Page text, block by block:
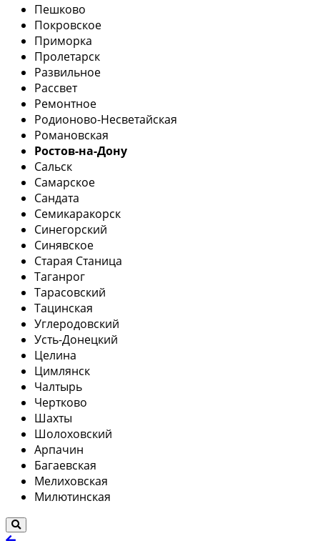
Пешково
Покровское
Приморка
Пролетарск
Развильное
Рассвет
Ремонтное
Родионово-Несветайская
Романовская
Ростов-на-Дону
Сальск
Самарское
Сандата
Семикаракорск
Синегорский
Синявское
Старая Станица
Таганрог
Тарасовский
Тацинская
Углеродовский
Усть-Донецкий
Целина
Цимлянск
Чалтырь
Чертково
Шахты
Шолоховский
Арпачин
Багаевская
Мелиховская
Милютинская